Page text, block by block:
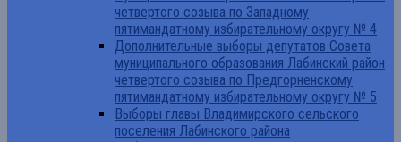
четвертого созыва по Западному
пятимандатному избирательному округу № 4
Дополнительные выборы депутатов Совета
муниципального образования Лабинский район
четвертого созыва по Предгорненскому
пятимандатному избирательному округу № 5
Выборы главы Владимирского сельского
поселения Лабинского района